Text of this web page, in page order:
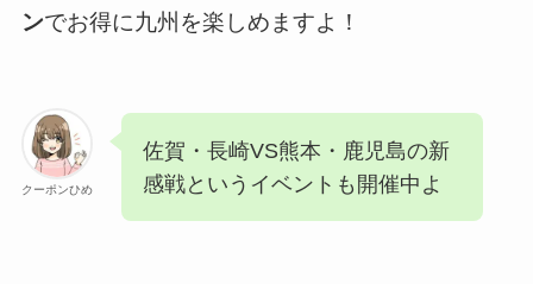
ンでお得に九州を楽しめますよ！
クーポンひめ
佐賀・長崎VS熊本・鹿児島の新
感戦というイベントも開催中よ